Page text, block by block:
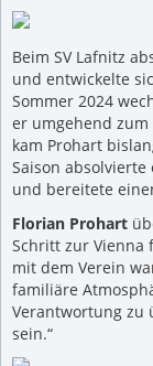
Beim SV Lafnitz
und entwickelte
Sommer 2024
er umgehend zum
kam Prohart
Saison absolvierte
und bereitete
Florian Prohart
Schritt zur Vienna
mit dem Verein
familiäre
Verantwortung zu
sein.“